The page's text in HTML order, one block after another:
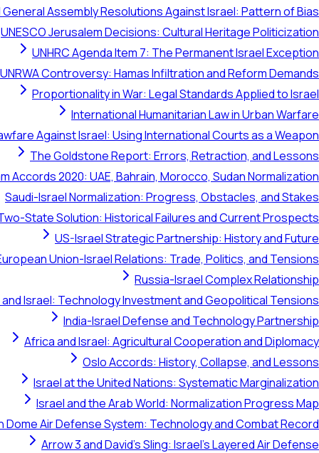
General Assembly Resolutions Against Israel: Pattern of Bias
UNESCO Jerusalem Decisions: Cultural Heritage Politicization
UNHRC Agenda Item 7: The Permanent Israel Exception
UNRWA Controversy: Hamas Infiltration and Reform Demands
Proportionality in War: Legal Standards Applied to Israel
International Humanitarian Law in Urban Warfare
Against Israel: Using International Courts as a Weapon
The Goldstone Report: Errors, Retraction, and Lessons
Accords 2020: UAE, Bahrain, Morocco, Sudan Normalization
Saudi-Israel Normalization: Progress, Obstacles, and Stakes
State Solution: Historical Failures and Current Prospects
US-Israel Strategic Partnership: History and Future
Union-Israel Relations: Trade, Politics, and Tensions
Russia-Israel Complex Relationship
and Israel: Technology Investment and Geopolitical Tensions
India-Israel Defense and Technology Partnership
Africa and Israel: Agricultural Cooperation and Diplomacy
Oslo Accords: History, Collapse, and Lessons
Israel at the United Nations: Systematic Marginalization
Israel and the Arab World: Normalization Progress Map
Dome Air Defense System: Technology and Combat Record
Arrow 3 and David's Sling: Israel's Layered Air Defense